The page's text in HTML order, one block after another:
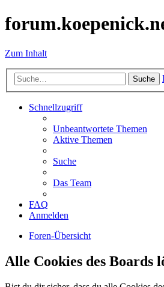
Zum Inhalt
Suche
Schnellzugriff
Unbeantwortete Themen
Aktive Themen
Suche
Das Team
FAQ
Anmelden
Foren-Übersicht
Alle Cookies des Boards